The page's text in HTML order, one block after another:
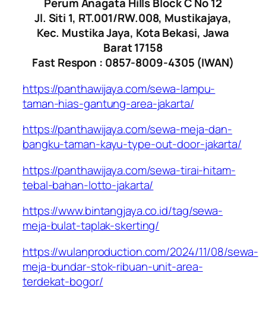
Perum Anagata Hills Block C No 12
Jl. Siti 1, RT.001/RW.008, Mustikajaya,
Kec. Mustika Jaya, Kota Bekasi, Jawa
Barat 17158
Fast Respon : 0857-8009-4305 (IWAN)
https://panthawijaya.com/sewa-lampu-
taman-hias-gantung-area-jakarta/
https://panthawijaya.com/sewa-meja-dan-
bangku-taman-kayu-type-out-door-jakarta/
https://panthawijaya.com/sewa-tirai-hitam-
tebal-bahan-lotto-jakarta/
https://www.bintangjaya.co.id/tag/sewa-
meja-bulat-taplak-skerting/
https://wulanproduction.com/2024/11/08/sewa-
meja-bundar-stok-ribuan-unit-area-
terdekat-bogor/